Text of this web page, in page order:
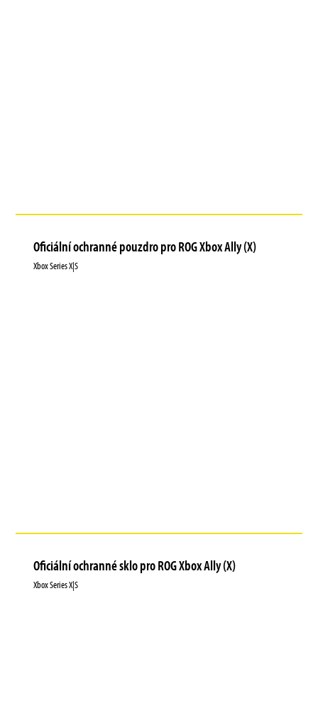
Oficiální ochranné pouzdro pro ROG Xbox Ally (X)
Xbox Series X|S
Oficiální ochranné sklo pro ROG Xbox Ally (X)
Xbox Series X|S